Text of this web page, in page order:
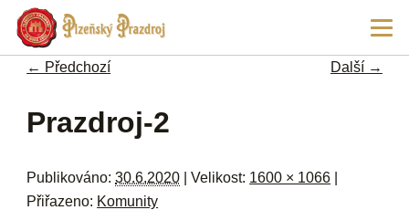
← Předchozí Další →
Prazdroj-2
Publikováno:30.6.2020 | Velikost: 1600 × 1066
Přiřazeno: Komunity